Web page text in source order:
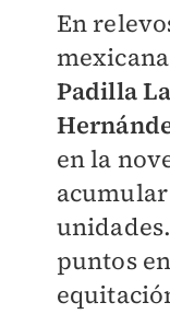
En
Padilla
en la
unidades
puntos